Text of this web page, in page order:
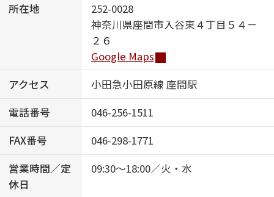
シャーメゾンショップを探す
らくらく内見
シャーメゾンライフサポート
自立型サービス付き・シニア向け
お問い合わせ・よくある質問
シャーメゾンライフ CLUB
所在地
252-0028
神奈川県座間市入谷東４丁目５４－
２６
Google Maps
アクセス
小田急小田原線 座間駅
電話番号
046-256-1511
FAX番号
046-298-1771
営業時間／定
休日
09:30～18:00／火・水